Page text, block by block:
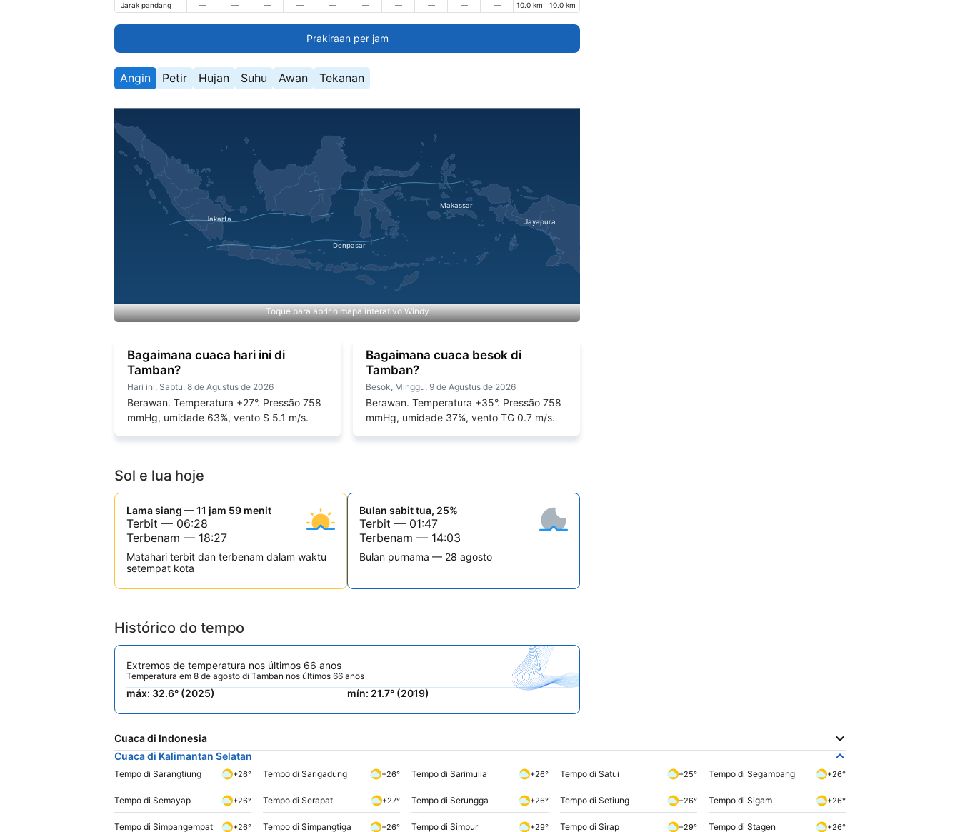
Jarak pandang
— — — — — — — — — — 10.0 km 10.0 km
Prakiraan per jam
Angin Petir Hujan Suhu Awan Tekanan
Toque para abrir o mapa interativo Windy
Bagaimana cuaca hari ini di
Tamban?
Hari ini, Sabtu, 8 de Agustus de 2026
Berawan. Temperatura +27°. Pressão 758
mmHg, umidade 63%, vento S 5.1 m/s.
Bagaimana cuaca besok di
Tamban?
Besok, Minggu, 9 de Agustus de 2026
Berawan. Temperatura +35°. Pressão 758
mmHg, umidade 37%, vento TG 0.7 m/s.
Sol e lua hoje
Lama siang — 11 jam 59 menit
Terbit — 06:28
Terbenam — 18:27
Matahari terbit dan terbenam dalam waktu
setempat kota
Bulan sabit tua, 25%
Terbit — 01:47
Terbenam — 14:03
Bulan purnama — 28 agosto
Histórico do tempo
Extremos de temperatura nos últimos 66 anos
Temperatura em 8 de agosto di Tamban nos últimos 66 anos
máx: 32.6° (2025) mín: 21.7° (2019)
Cuaca di Indonesia
Cuaca di Kalimantan Selatan
Tempo di Sarangtiung +26° Tempo di Sarigadung +26° Tempo di Sarimulia +26° Tempo di Satui +25° Tempo di Segambang +26°
Tempo di Semayap +26° Tempo di Serapat +27° Tempo di Serungga +26° Tempo di Setiung +26° Tempo di Sigam +26°
Tempo di Simpangempat +26° Tempo di Simpangtiga +26° Tempo di Simpur +29° Tempo di Sirap +29° Tempo di Stagen +26°